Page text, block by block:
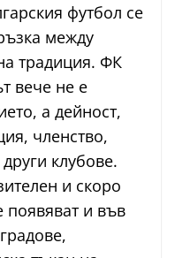
футбол се
между
традиция. ФК
вече не е
а дейност,
членство,
клубове.
и скоро
появяват и във